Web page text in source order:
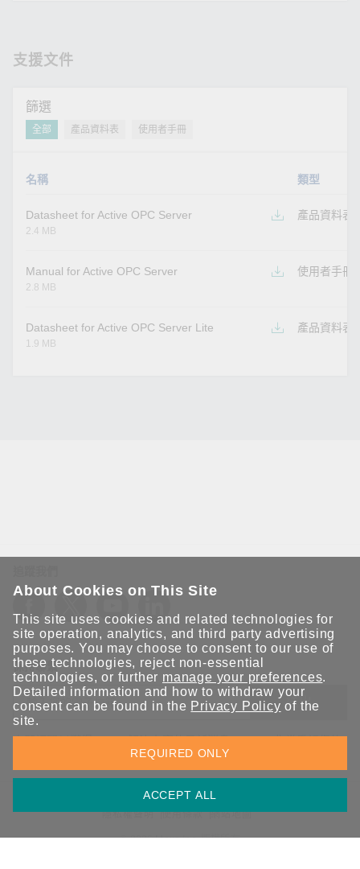
支援文件
篩選
全部 產品資料表 使用者手冊
名稱 類型
Datasheet for Active OPC Server
2.4 MB
產品資料表
Manual for Active OPC Server
2.8 MB
使用者手冊
Datasheet for Active OPC Server Lite
1.9 MB
產品資料表
保持聯繫
送出
立即訂閱以獲得 Moxa 解決方案的最新消息。Moxa 非常重視您的
隱私權，我們絕不會將您的電子郵件提供給任何人。
隱私權聲明 使用條款 網站地圖
© 2026 Moxa Inc. 版權所有
About Cookies on This Site
This site uses cookies and related technologies for
site operation, analytics, and third party advertising
purposes. You may choose to consent to our use of
these technologies, reject non-essential
technologies, or further manage your preferences.
Detailed information and how to withdraw your
consent can be found in the Privacy Policy of the
site.
ACCEPT ALL
REQUIRED ONLY